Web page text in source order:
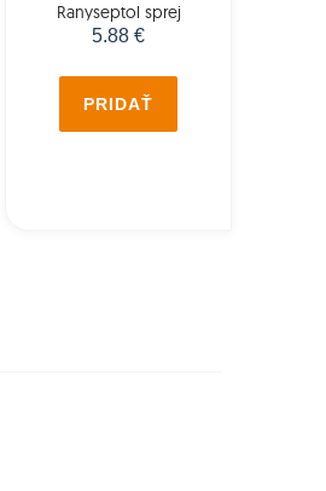
Ranyseptol sprej
5.88 €
PRIDAŤ